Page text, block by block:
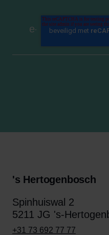
's Hertogenbosch
Spinhuiswal 2
5211 JG 's-
+31 73 692 77 77